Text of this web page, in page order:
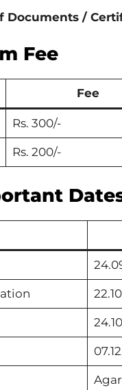
Documents /
Fee
Fee
Rs. 300/-
Rs. 200/-